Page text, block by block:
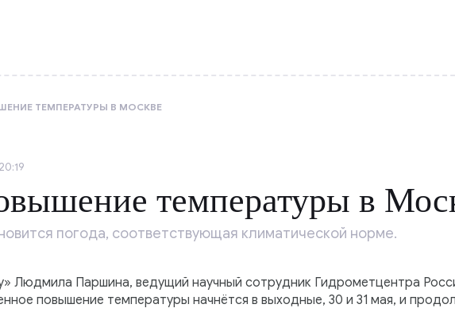
ТЕМПЕРАТУРЫ В МОСКВЕ
температуры в
погода, соответствующая климатической норме.
Людмила Паршина, ведущий научный сотрудник Гидрометцентра
повышение температуры начнётся в выходные, 30 и 31 мая, и